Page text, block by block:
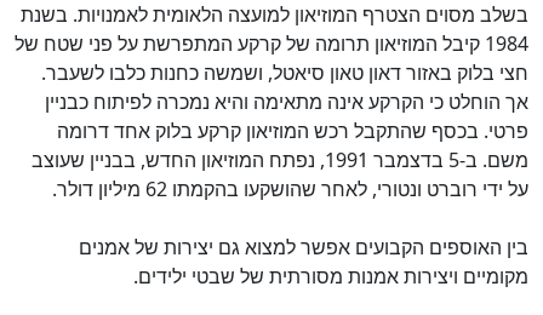
בשלב מסוים הצטרף המוזיאון למועצה הלאומית לאמנויות. בשנת
1984 קיבל המוזיאון תרומה של קרקע המתפרשת על פני שטח של
חצי בלוק באזור דאון טאון סיאטל, ושמשה כחנות כלבו לשעבר.
אך הוחלט כי הקרקע אינה מתאימה והיא נמכרה לפיתוח כבניין
פרטי. בכסף שהתקבל רכש המוזיאון קרקע בלוק אחד דרומה
משם. ב-5 בדצמבר 1991, נפתח המוזיאון החדש, בבניין שעוצב
על ידי רוברט ונטורי, לאחר שהושקעו בהקמתו 62 מיליון דולר.
בין האוספים הקבועים אפשר למצוא גם יצירות של אמנים
מקומיים ויצירות אמנות מסורתית של שבטי ילידים.